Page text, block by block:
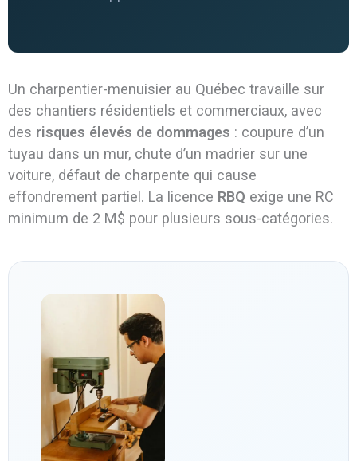
Un charpentier-menuisier au Québec travaille sur
des chantiers résidentiels et commerciaux, avec
des risques élevés de dommages : coupure d’un
tuyau dans un mur, chute d’un madrier sur une
voiture, défaut de charpente qui cause
effondrement partiel. La licence RBQ exige une RC
minimum de 2 M$ pour plusieurs sous-catégories.